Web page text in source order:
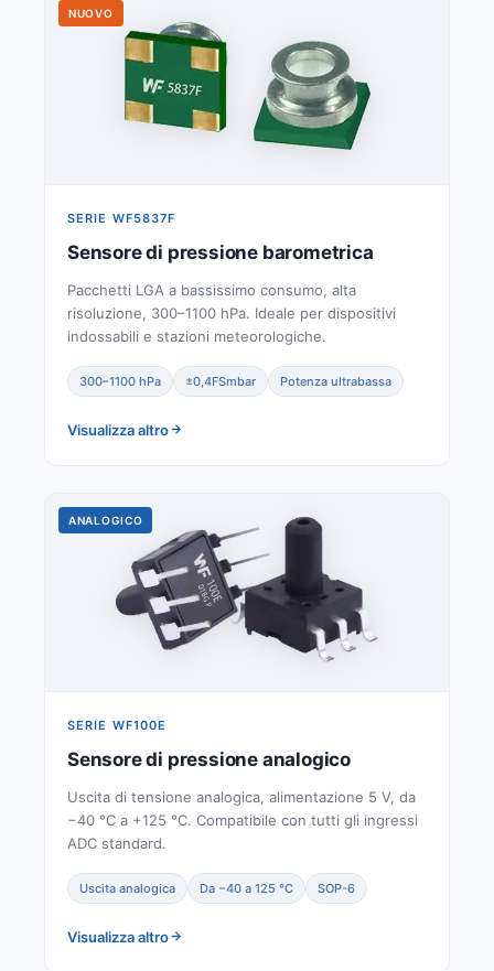
NUOVO
SERIE WF5837F
Sensore di pressione barometrica
Pacchetti LGA a bassissimo consumo, alta
risoluzione, 300–1100 hPa. Ideale per dispositivi
indossabili e stazioni meteorologiche.
300–1100 hPa ±0,4FSmbar Potenza ultrabassa
Visualizza altro
ANALOGICO
SERIE WF100E
Sensore di pressione analogico
Uscita di tensione analogica, alimentazione 5 V, da
−40 °C a +125 °C. Compatibile con tutti gli ingressi
ADC standard.
Uscita analogica Da −40 a 125 °C SOP-6
Visualizza altro